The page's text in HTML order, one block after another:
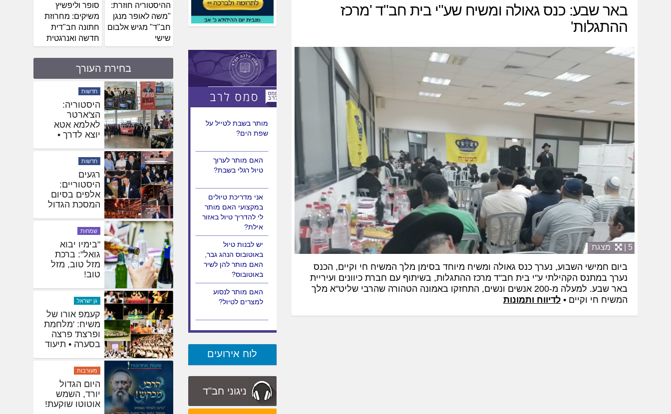
באר שבע: כנס גאולה ומשיח שע"י בית חב"ד 'מרכז
ההתגלות'
5 | מצגת
ביום חמישי השבוע, נערך כנס גאולה ומשיח מיוחד בסימן מלך המשיח חי וקיים, הכנס
נערך במתנס הקהילתי ע"י בית חב"ד מרכז ההתגלות, בשיתוף עם חברת כיוונים ועיריית
באר שבע. למעלה מ-200 אנשים ונשים, התחזקו באמונה הטהורה שהרבי שליט"א מלך
המשיח חי וקיים •לדיווח ותמונות
האם מותר לנסוע
למצרים לטיול?
מותר בשבת לטייל על
שפת הים?
האם מותר לערוך
טיול רגלי בשבת?
אני מדריכת טיולים
במקצועי האם מותר
לי להדריך טיול באזור
אילת?
יש לבנות טיול
באוטובוס הנהג גבר,
האם מותר להן לשיר
לוח אירועים
ניגוני חב"ד
סופר וליפשיץ
משיקים: מחרוזת
חתונה חב"דית
חדשה ואנרגטית
ההיסטוריה חוזרת:
"משה לאופר מנגן
חב"ד" מגיש אלבום
שישי
בחירת העורך
חדשות
שלוחים
באוקראינה
הגיעו לחזק את
השליח
חדשות
היסטוריה:
הצ'ארטר
לאלמא אטא
יוצא לדרך •
חדשות
רגעים
היסטוריים:
אלפים בסיום
המסכת הגדול
שמחות
"בימיו יבוא
גואל": ברכת
מזל טוב, מזל
טוב!
גן ישראל
קעמפ אורו של
משיח: 'מלחמת
ופרצת' פרצה